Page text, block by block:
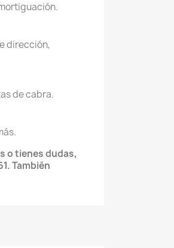
dirección,
de cabra.
o tienes dudas,
También